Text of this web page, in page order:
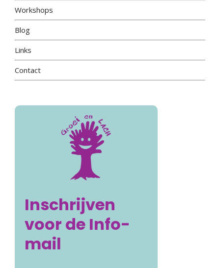
Workshops
Blog
Links
Contact
Inschrijven
voor de Info-
mail